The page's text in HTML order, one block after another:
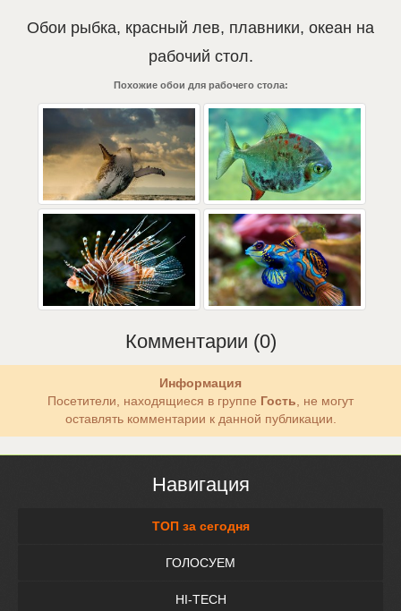
Обои рыбка, красный лев, плавники, океан на
рабочий стол.
Похожие обои для рабочего стола:
Комментарии (0)
Информация
Посетители, находящиеся в группе Гость , не могут
оставлять комментарии к данной публикации.
Навигация
ТОП за сегодня
ГОЛОСУЕМ
HI-TECH